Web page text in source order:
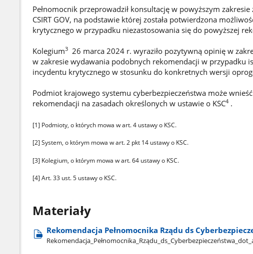
Pełnomocnik przeprowadził konsultację w powyższym zakresie
CSIRT GOV, na podstawie której została potwierdzona
krytycznego w przypadku niezastosowania się do powyższej
Kolegium326 marca 2024 r. wyraziło pozytywną opinię w
w zakresie wydawania podobnych rekomendacji w przypadku
incydentu krytycznego w stosunku do konkretnych wersji
Podmiot krajowego systemu cyberbezpieczeństwa może
rekomendacji na zasadach określonych w ustawie o KSC4.
[1] Podmioty, o których mowa w art. 4 ustawy o KSC.
[2] System, o którym mowa w art. 2 pkt 14 ustawy o KSC.
[3] Kolegium, o którym mowa w art. 64 ustawy o KSC.
[4] Art. 33 ust. 5 ustawy o KSC.
Materiały
Rekomendacja Pełnomocnika Rządu ds